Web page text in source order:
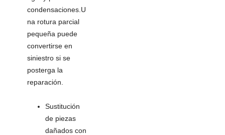
condensaciones.U
na rotura parcial
pequeña puede
convertirse en
siniestro si se
posterga la
reparación.
Sustitución
de piezas
dañados con